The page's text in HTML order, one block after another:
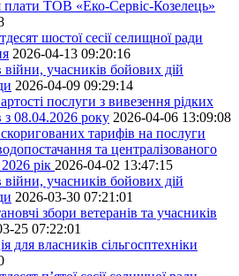
ТОВ «Еко-Сервіс-Козелець»
шостої сесії селищної ради
2026-04-13 09:20:16
війни, учасників бойових дій
2026-04-09 09:29:14
послуги з вивезення рідких
з 08.04.2026 року 2026-04-06 13:09:08
тарифів на послуги
та централізованого
рік 2026-04-02 13:47:15
війни, учасників бойових дій
2026-03-30 07:21:01
збори ветеранів та учасників
25 07:22:01
для власників сільгосптехніки